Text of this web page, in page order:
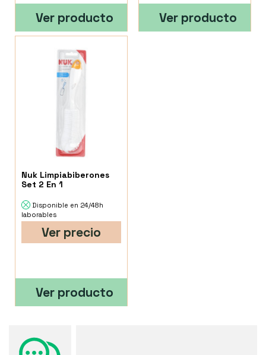
Ver producto Ver producto
Nuk Limpiabiberones
Set 2 En 1
Disponible en 24/48h
laborables
Ver precio
Ver producto